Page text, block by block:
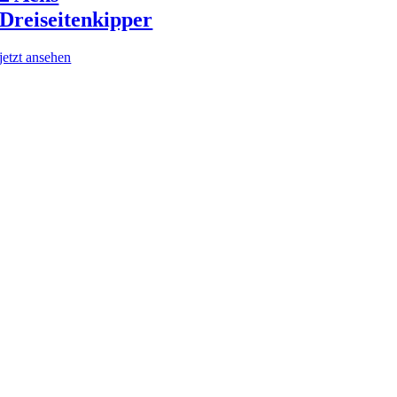
Dreiseitenkipper
jetzt ansehen